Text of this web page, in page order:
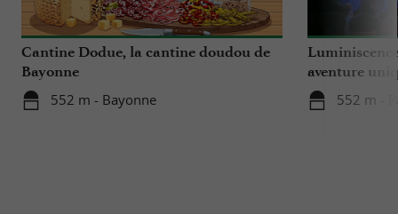
Cantine Dodue, la cantine doudou de
Bayonne
552 m - Bayonne
aventure
cathédrale
552 m -